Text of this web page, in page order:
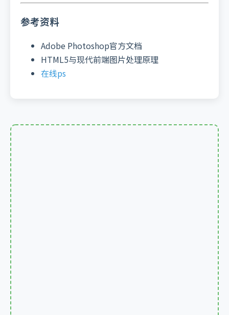
参考资料
Adobe Photoshop官方文档
HTML5与现代前端图片处理原理
在线ps